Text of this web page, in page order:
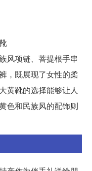
风项链、菩提根手串
，既展现了女性的柔
黄靴的选择能够让人
色和民族风的配饰则